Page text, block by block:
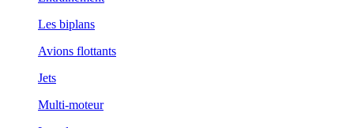
Les biplans
Avions flottants
Jets
Multi-moteur